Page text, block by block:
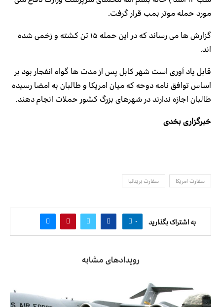
مورد حمله موتر بمب قرار گرفت.
گزارش ها می رساند که در این حمله ۱۵ تن کشته و زخمی شده
اند.
قابل یاد آوری است شهر کابل پس از مدت ها گواه انفجار بود بر
اساس توافق نامه دوحه که میان امریکا و طالبان به امضا رسیده
طالبان اجازه ندارند در شهرهای بزرگ کشور حملات انجام دهند.
خبرگزاری بخدی
سفارت امریکا سفارت بریتانیا
به اشتراک بگذارید ۰
رویدادهای مشابه